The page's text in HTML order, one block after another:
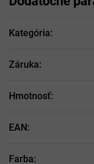
Kategória:
Záruka:
Hmotnosť:
EAN:
Farba: